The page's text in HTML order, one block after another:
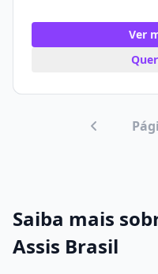
Ver
Saiba mais
Assis Brasil